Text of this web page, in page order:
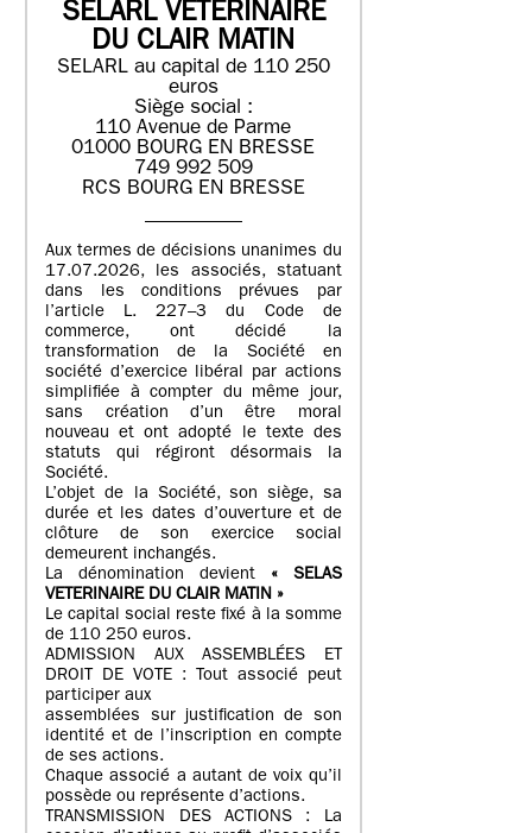
SELARL VETERINAIRE
DU CLAIR MATIN
SELARL au capital de 110 250
euros
Siège social :
110 Avenue de Parme
01000 BOURG EN BRESSE
749 992 509
RCS BOURG EN BRESSE
Aux termes de décisions unanimes du
17.07.2026, les associés, statuant
dans les conditions prévues par
l’article L. 227–3 du Code de
commerce, ont décidé la
transformation de la Société en
société d’exercice libéral par actions
simplifiée à compter du même jour,
sans création d’un être moral
nouveau et ont adopté le texte des
statuts qui régiront désormais la
Société.
L’objet de la Société, son siège, sa
durée et les dates d’ouverture et de
clôture de son exercice social
demeurent inchangés.
La dénomination devient « SELAS
VETERINAIRE DU CLAIR MATIN »
Le capital social reste fixé à la somme
de 110 250 euros.
ADMISSION AUX ASSEMBLÉES ET
DROIT DE VOTE : Tout associé peut
participer aux
assemblées sur justification de son
identité et de l’inscription en compte
de ses actions.
Chaque associé a autant de voix qu’il
possède ou représente d’actions.
TRANSMISSION DES ACTIONS : La